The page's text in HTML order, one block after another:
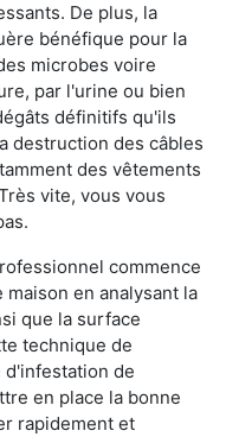
De plus, la
bénéfique pour la
microbes voire
par l'urine ou bien
définitifs qu'ils
destruction des câbles
des vêtements
vite, vous vous
commence
en analysant la
que la surface
technique de
de
en place la bonne
rapidement et